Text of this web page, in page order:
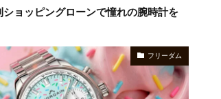
ョッピングローンで憧れの腕時計を
フリーダム